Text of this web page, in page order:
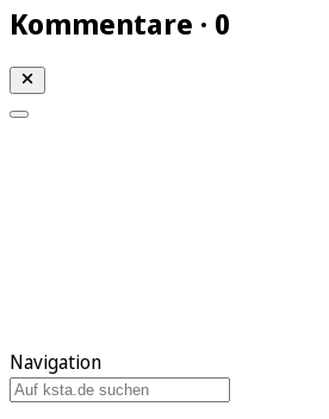
Kommentare · 0
Navigation